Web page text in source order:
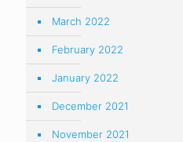
March 2022
February 2022
January 2022
December 2021
November 2021